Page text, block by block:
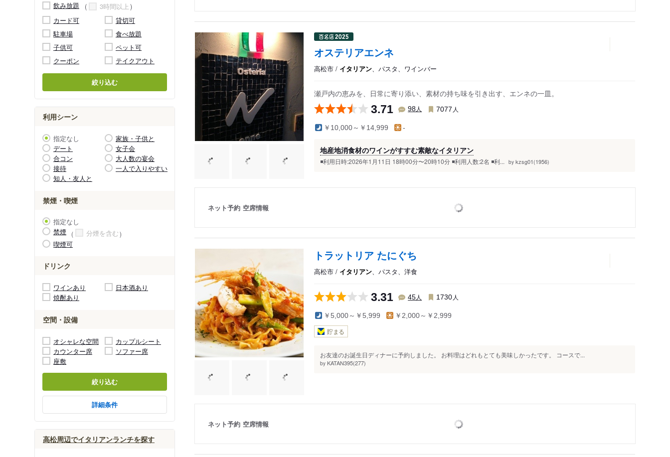
飲み放題
3時間以上
カード可
貸切可
駐車場
食べ放題
子供可
ペット可
クーポン
テイクアウト
絞り込む
利用シーン
指定なし
家族・子供と
デート
女子会
合コン
大人数の宴会
接待
一人で入りやすい
知人・友人と
禁煙・喫煙
指定なし
禁煙
分煙を含む
喫煙可
ドリンク
ワインあり
日本酒あり
焼酎あり
空間・設備
オシャレな空間
カップルシート
カウンター席
ソファー席
座敷
絞り込む
詳細条件
高松周辺でイタリアンランチを探す
オステリアエンネ
高松市 / イタリアン 、パスタ、ワインバー
瀬戸内の恵みを、日常に寄り添い、素材の持ち味を引き出す、エンネの一皿。
3.71 98人 7077 人
￥10,000～￥14,999 -
地産地消食材のワインがすすむ素敵なイタリアン
◾️利用日時:2026年1月11日 18時00分〜20時10分 ◾️利用人数:2名 ◾️利... by kzsg01(1956)
ネット予約 空席情報
トラットリア たにぐち
高松市 / イタリアン、パスタ、洋食
3.31 45人 1730 人
￥5,000～￥5,999 ￥2,000～￥2,999
貯まる
お友達のお誕生日ディナーに予約しました。 お料理はどれもとても美味しかったです。 コースで...
by KATAN395(277)
ネット予約 空席情報